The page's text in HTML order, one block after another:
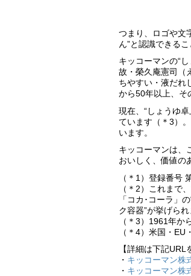
つまり、ロゴや文
ん”と認識できる
キッコーマンの“
故・榮久庵憲司（
ちやすい・液だれ
から50年以上、そ
現在、“しょうゆ
ています（＊3）
います。
キッコーマンは、
おいしく、価値の
（＊1）登録番号
（＊2）これまで
「コカ･コーラ」
ク容器”が挙げられ
（＊3）1961年か
（＊4）米国・
【詳細は下記URL
・ キッコーマン
・ キッコーマン